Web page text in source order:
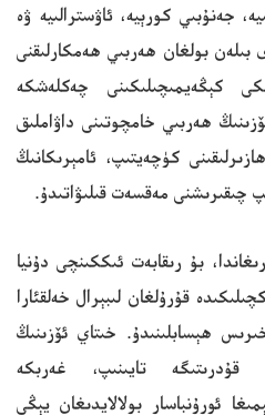
جەنۇبىي كورېيە، ئاۋسترالىيە ۋە
بىلەن بولغان ھەربىي ھەمكارلىقنى
كېڭەيمىچىلىكىنى چەكلەشكە
بولسا ئۆزىنىڭ ھەربىي خامچوتىنى داۋاملىق
كۈچەيتىپ، ئامېرىكانىڭ
چىقىرىشنى مەقسەت قىلىۋاتىدۇ.
بۇ رىقابەت ئىككىنچى دۇنيا
قۇرۇلغان لىبېرال خەلقئارا
ھېسابلىنىدۇ. خىتاي ئۆزىنىڭ
قۇدرىتىگە تايىنىپ، غەربكە
ئورۇنباسار بولالايدىغان يېڭى